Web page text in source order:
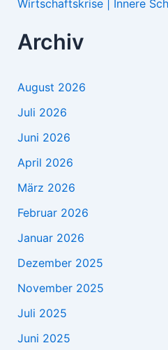
Wirtschaftskrise | Innere
Archiv
August 2026
Juli 2026
Juni 2026
April 2026
März 2026
Februar 2026
Januar 2026
Dezember 2025
November 2025
Juli 2025
Juni 2025